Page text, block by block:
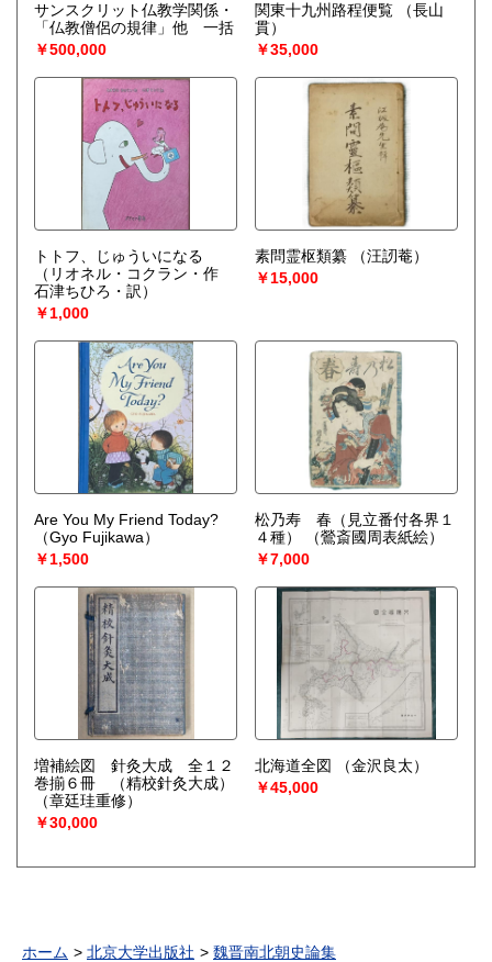
サンスクリット仏教学関係・
「仏教僧侶の規律」他 一括
￥500,000
関東十九州路程便覧
（長山
貫）
￥35,000
トトフ、じゅういになる
（リオネル・コクラン・作
石津ちひろ・訳）
￥1,000
素問霊枢類纂
（汪訒菴）
￥15,000
Are You My Friend Today?
（Gyo Fujikawa）
￥1,500
松乃寿 春（見立番付各界１
４種）
（鶯斎國周表紙絵）
￥7,000
増補絵図 針灸大成 全１２
巻揃６冊 （精校針灸大成）
（章廷珪重修）
￥30,000
北海道全図
（金沢良太）
￥45,000
ホーム 北京大学出版社 魏晋南北朝史論集